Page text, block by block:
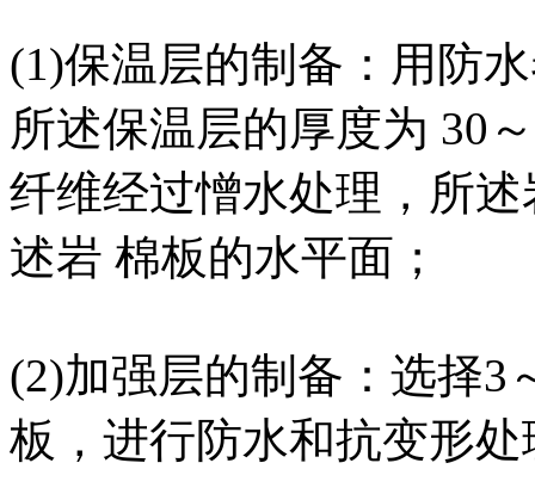
(1)保温层的制备：用防
所述保温层的厚度为 30
纤维经过憎水处理，所
述岩 棉板的水平面；
(2)加强层的制备：选择3
板，进行防水和抗变形处